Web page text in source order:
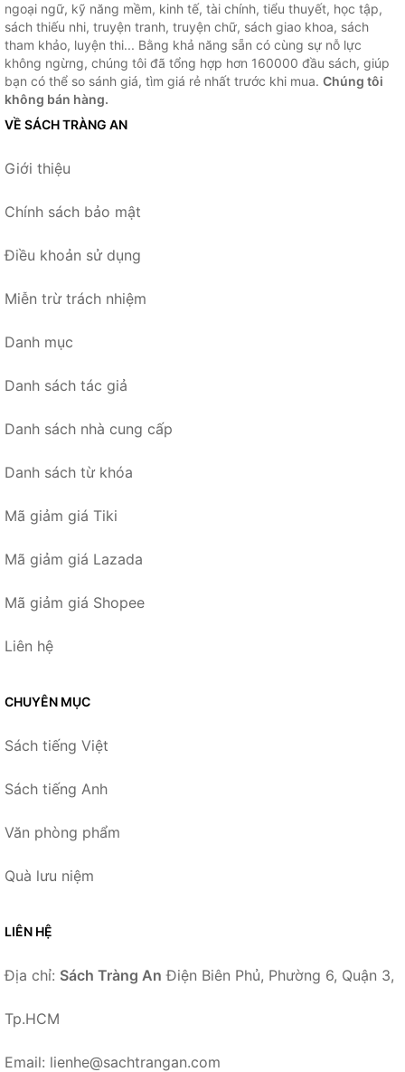
ngoại ngữ, kỹ năng mềm, kinh tế, tài chính, tiểu thuyết, học tập,
sách thiếu nhi, truyện tranh, truyện chữ, sách giao khoa, sách
tham khảo, luyện thi... Bằng khả năng sẵn có cùng sự nỗ lực
không ngừng, chúng tôi đã tổng hợp hơn 160000 đầu sách, giúp
bạn có thể so sánh giá, tìm giá rẻ nhất trước khi mua. Chúng tôi
không bán hàng.
VỀ SÁCH TRÀNG AN
Giới thiệu
Chính sách bảo mật
Điều khoản sử dụng
Miễn trừ trách nhiệm
Danh mục
Danh sách tác giả
Danh sách nhà cung cấp
Danh sách từ khóa
Mã giảm giá Tiki
Mã giảm giá Lazada
Mã giảm giá Shopee
Liên hệ
CHUYÊN MỤC
Sách tiếng Việt
Sách tiếng Anh
Văn phòng phẩm
Quà lưu niệm
LIÊN HỆ
Địa chỉ: Sách Tràng An Điện Biên Phủ, Phường 6, Quận 3,
Tp.HCM
Email: lienhe@sachtrangan.com